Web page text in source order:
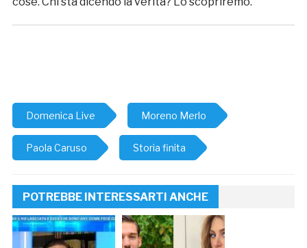
Domenica Live Moreno Merlo
Paola Caruso Storia finita
POTREBBE INTERESSARTI ANCHE